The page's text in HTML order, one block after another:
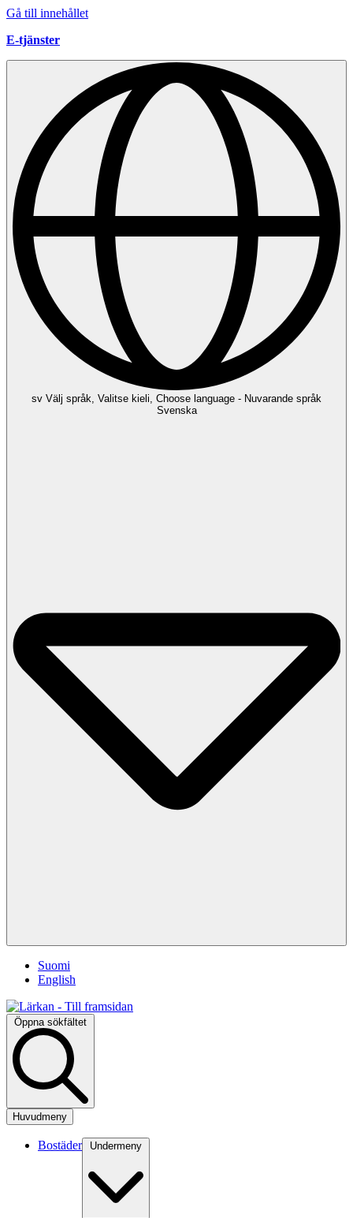
Gå till innehållet
E-tjänster
sv Välj språk, Valitse kieli, Choose language - Nuvarande språk
Svenska
Suomi
English
Öppna sökfältet
Huvudmeny
Bostäder Undermeny